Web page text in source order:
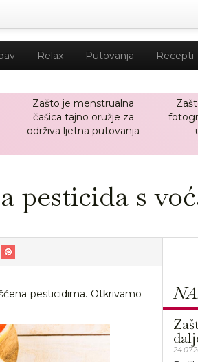
Relax Putovanja Recepti
Zašto je menstrualna
čašica tajno oružje za
održiva ljetna putovanja
pesticida s
pesticidima. Otkrivamo